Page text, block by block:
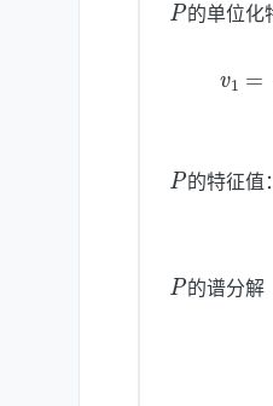
的单位化
的特征值：
的谱分解